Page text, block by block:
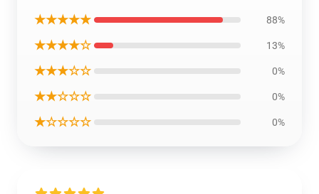
★★★★★ 88%
★★★★☆ 13%
★★★☆☆ 0%
★★☆☆☆ 0%
★☆☆☆☆ 0%